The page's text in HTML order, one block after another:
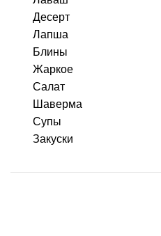
Десерт
Лапша
Блины
Жаркое
Салат
Шаверма
Супы
Закуски